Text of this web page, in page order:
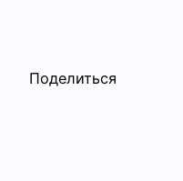
Поделиться